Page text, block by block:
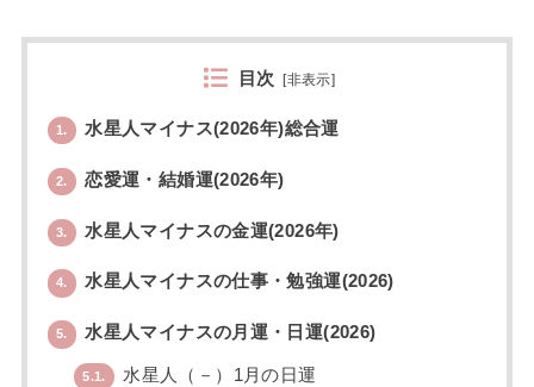
目次 [非表示]
1. 水星人マイナス(2026年)総合運
2. 恋愛運・結婚運(2026年)
3. 水星人マイナスの金運(2026年)
4. 水星人マイナスの仕事・勉強運(2026)
5. 水星人マイナスの月運・日運(2026)
5.1. 水星人（－）1月の日運